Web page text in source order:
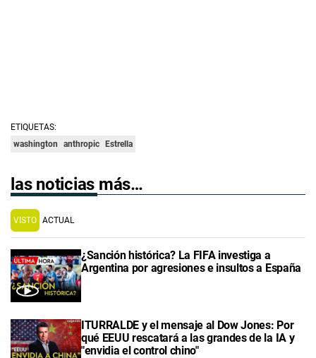
ETIQUETAS:
washington
anthropic Estrella
las noticias más…
VISTO ACTUAL
¿Sanción histórica? La FIFA investiga a
Argentina por agresiones e insultos a España
ITURRALDE y el mensaje al Dow Jones: Por
qué EEUU rescatará a las grandes de la IA y
"envidia el control chino"